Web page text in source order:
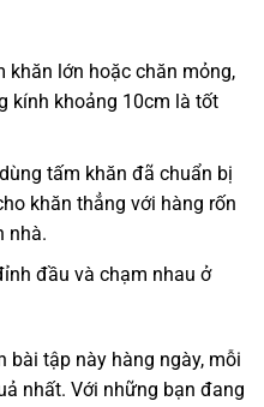
khăn lớn hoặc chăn mỏng,
kính khoảng 10cm là tốt
tấm khăn đã chuẩn bị
khăn thẳng với hàng rốn
nhà.
đầu và chạm nhau ở
bài tập này hàng ngày, mỗi
nhất. Với những bạn đang